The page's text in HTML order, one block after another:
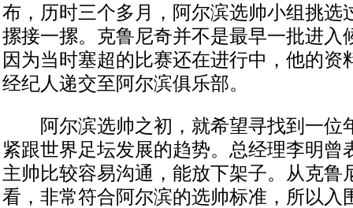
布，历时三个多月，阿尔滨选帅小组挑选
摞接一摞。克鲁尼奇并不是最早一批进入
因为当时塞超的比赛还在进行中，他的资
经纪人递交至阿尔滨俱乐部。
阿尔滨选帅之初，就希望寻找到一位
紧跟世界足坛发展的趋势。总经理李明曾
主帅比较容易沟通，能放下架子。从克鲁
看，非常符合阿尔滨的选帅标准，所以入